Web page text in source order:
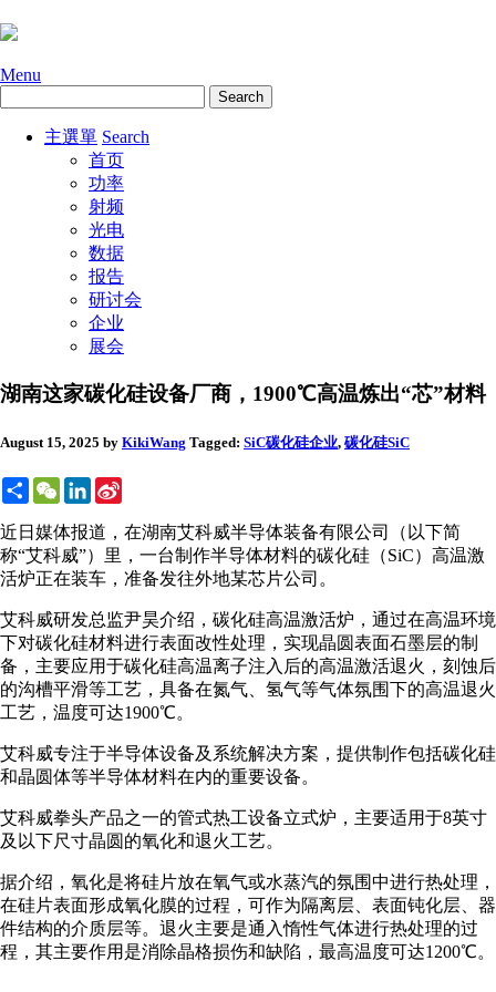
Menu
主選單 Search
首页
功率
射频
光电
数据
报告
研讨会
企业
展会
湖南这家碳化硅设备厂商，1900℃高温炼出“芯”材料
August 15, 2025 by KikiWang Tagged: SiC碳化硅企业, 碳化硅SiC
ShareWeChatLinkedIn
近日媒体报道，在湖南艾科威半导体装备有限公司（以下简
称“艾科威”）里，一台制作半导体材料的碳化硅（SiC）高温激
活炉正在装车，准备发往外地某芯片公司。
艾科威研发总监尹昊介绍，碳化硅高温激活炉，通过在高温环境
下对碳化硅材料进行表面改性处理，实现晶圆表面石墨层的制
备，主要应用于碳化硅高温离子注入后的高温激活退火，刻蚀后
的沟槽平滑等工艺，具备在氮气、氢气等气体氛围下的高温退火
工艺，温度可达1900℃。
艾科威专注于半导体设备及系统解决方案，提供制作包括碳化硅
和晶圆体等半导体材料在内的重要设备。
艾科威拳头产品之一的管式热工设备立式炉，主要适用于8英寸
及以下尺寸晶圆的氧化和退火工艺。
据介绍，氧化是将硅片放在氧气或水蒸汽的氛围中进行热处理，
在硅片表面形成氧化膜的过程，可作为隔离层、表面钝化层、器
件结构的介质层等。退火主要是通入惰性气体进行热处理的过
程，其主要作用是消除晶格损伤和缺陷，最高温度可达1200℃。